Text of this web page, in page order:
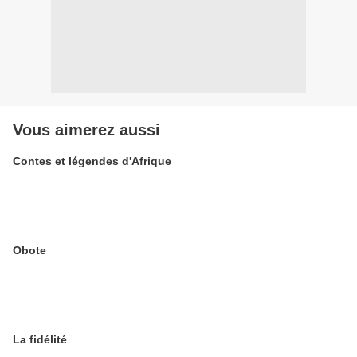
Vous aimerez aussi
Contes et légendes d'Afrique
Obote
La fidélité